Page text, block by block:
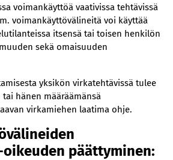
voimankäyttöä vaativissa tehtävissä
voimankäyttövälineitä voi käyttää
itsensä tai toisen henkilön
sekä omaisuuden
yksikön virkatehtävissä tulee
hänen määräämänsä
virkamiehen laatima ohje.
päättyminen: